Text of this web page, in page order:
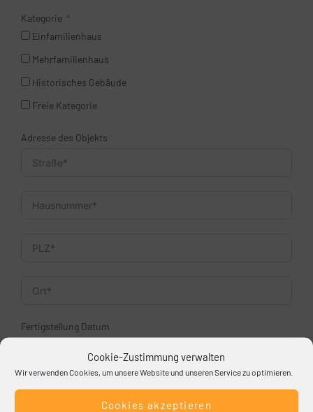
Cookie-Zustimmung verwalten
Wir verwenden Cookies, um unsere Website und unseren Service zu optimieren.
Cookies akzeptieren
Kategorie
Einfamilienhaus
Mehrfamilienhaus
Historisches Gebäude
Freie Kategorie
Adresse des Objekts
Fertigstellung Datum
Renoviert durch (Innungsbetrieb)